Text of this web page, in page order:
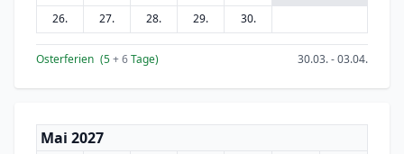
26.
27. 28. 29. 30.
Osterferien (5+ 6Tage) 30.03. - 03.04.
Mai 2027